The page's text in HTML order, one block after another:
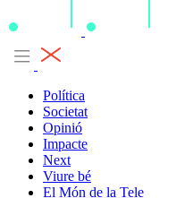
Política
Societat
Opinió
Impacte
Next
Viure bé
El Món de la Tele